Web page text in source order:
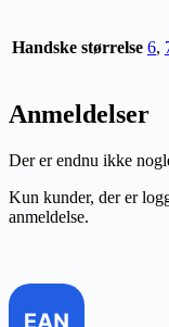
Handske størrelse 6,
Anmeldelser
Der er endnu ikke
Kun kunder, der er
anmeldelse.